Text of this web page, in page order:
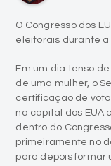
O Congresso dos
eleitorais durante
Em um dia tenso
de uma mulher, o
certificação de
na capital dos EUA
dentro do
primeiramente no
para depois formar